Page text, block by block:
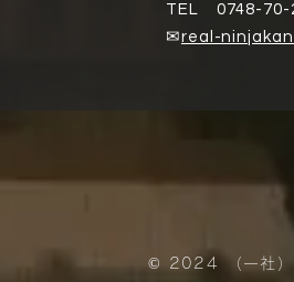
TEL 0748-70-
✉real-
© 2024 （一社）